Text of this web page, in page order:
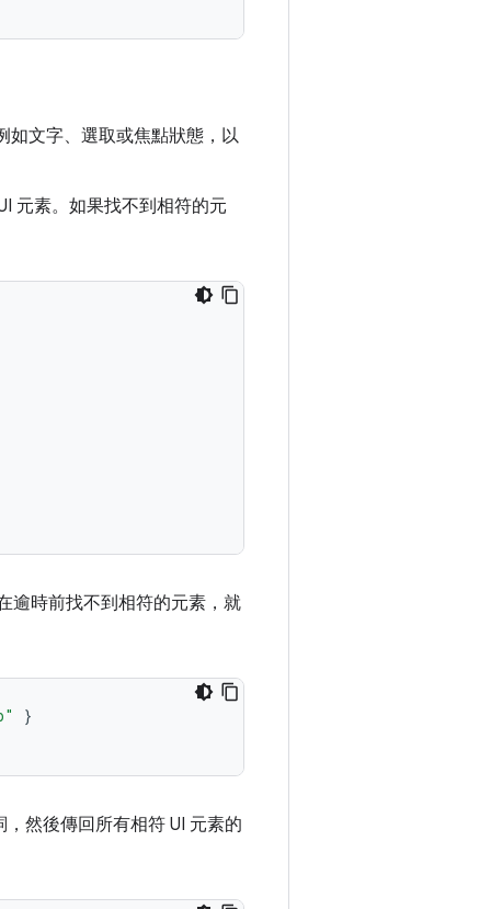
如文字、選取或焦點狀態，以
元素。如果找不到相符的元
逾時前找不到相符的元素，就
}
然後傳回所有相符 UI 元素的